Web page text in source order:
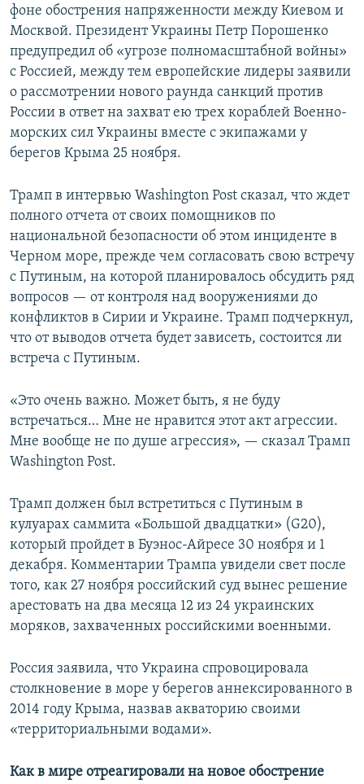
фоне обострения напряженности между Киевом и
Москвой. Президент Украины Петр Порошенко
предупредил об «угрозе полномасштабной войны»
с Россией, между тем европейские лидеры заявили
о рассмотрении нового раунда санкций против
России в ответ на захват ею трех кораблей Военно-
морских сил Украины вместе с экипажами у
берегов Крыма 25 ноября.
Трамп в интервью Washington Post сказал, что ждет
полного отчета от своих помощников по
национальной безопасности об этом инциденте в
Черном море, прежде чем согласовать свою встречу
с Путиным, на которой планировалось обсудить ряд
вопросов — от контроля над вооружениями до
конфликтов в Сирии и Украине. Трамп подчеркнул,
что от выводов отчета будет зависеть, состоится ли
встреча с Путиным.
«Это очень важно. Может быть, я не буду
встречаться… Мне не нравится этот акт агрессии.
Мне вообще не по душе агрессия», — сказал Трамп
Washington Post.
Трамп должен был встретиться с Путиным в
кулуарах саммита «Большой двадцатки» (G20),
который пройдет в Буэнос-Айресе 30 ноября и 1
декабря. Комментарии Трампа увидели свет после
того, как 27 ноября российский суд вынес решение
арестовать на два месяца 12 из 24 украинских
моряков, захваченных российскими военными.
Россия заявила, что Украина спровоцировала
столкновение в море у берегов аннексированного в
2014 году Крыма, назвав акваторию своими
«территориальными водами».
Как в мире отреагировали на новое обострение